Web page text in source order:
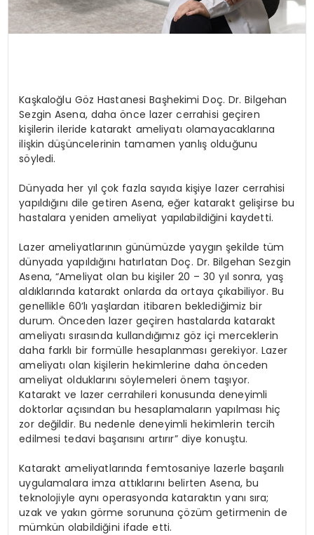
Kaşkaloğlu Göz Hastanesi Başhekimi Doç. Dr. Bilgehan
Sezgin Asena, daha önce lazer cerrahisi geçiren
kişilerin ileride katarakt ameliyatı olamayacaklarına
ilişkin düşüncelerinin tamamen yanlış olduğunu
söyledi.
Dünyada her yıl çok fazla sayıda kişiye lazer cerrahisi
yapıldığını dile getiren Asena, eğer katarakt gelişirse bu
hastalara yeniden ameliyat yapılabildiğini kaydetti.
Lazer ameliyatlarının günümüzde yaygın şekilde tüm
dünyada yapıldığını hatırlatan Doç. Dr. Bilgehan Sezgin
Asena, “Ameliyat olan bu kişiler 20 – 30 yıl sonra, yaş
aldıklarında katarakt onlarda da ortaya çıkabiliyor. Bu
genellikle 60’lı yaşlardan itibaren beklediğimiz bir
durum. Önceden lazer geçiren hastalarda katarakt
ameliyatı sırasında kullandığımız göz içi merceklerin
daha farklı bir formülle hesaplanması gerekiyor. Lazer
ameliyatı olan kişilerin hekimlerine daha önceden
ameliyat olduklarını söylemeleri önem taşıyor.
Katarakt ve lazer cerrahileri konusunda deneyimli
doktorlar açısından bu hesaplamaların yapılması hiç
zor değildir. Bu nedenle deneyimli hekimlerin tercih
edilmesi tedavi başarısını artırır” diye konuştu.
Katarakt ameliyatlarında femtosaniye lazerle başarılı
uygulamalara imza attıklarını belirten Asena, bu
teknolojiyle aynı operasyonda kataraktın yanı sıra;
uzak ve yakın görme sorununa çözüm getirmenin de
mümkün olabildiğini ifade etti.